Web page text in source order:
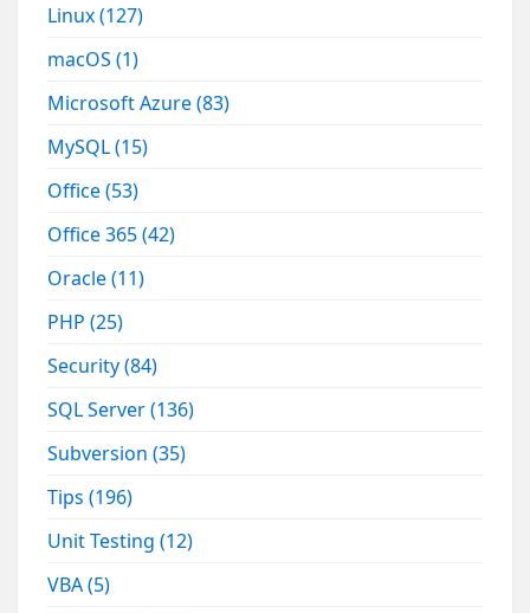
Linux(127)
macOS(1)
Microsoft Azure(83)
MySQL(15)
Office(53)
Office 365(42)
Oracle(11)
PHP(25)
Security(84)
SQL Server(136)
Subversion(35)
Tips(196)
Unit Testing(12)
VBA(5)